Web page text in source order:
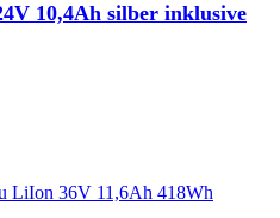
10,4Ah silber inklusive